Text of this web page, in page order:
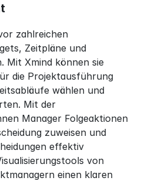
zahlreichen
Zeitpläne und
Mit Xmind können sie
die Projektausführung
wählen und
Mit der
Manager Folgeaktionen
zuweisen und
effektiv
von
einen klaren